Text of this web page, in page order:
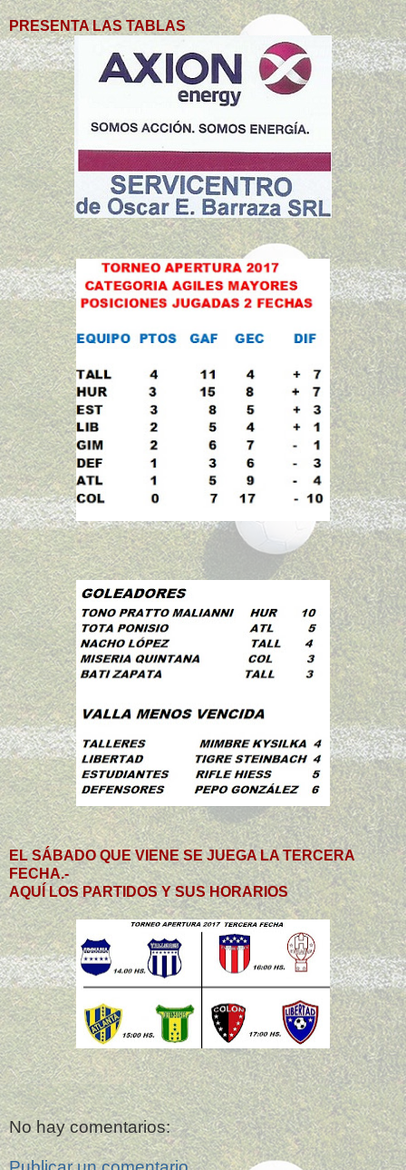
PRESENTA LAS TABLAS
EL SÁBADO QUE VIENE SE JUEGA LA TERCERA
FECHA.-
AQUÍ LOS PARTIDOS Y SUS HORARIOS
No hay comentarios: